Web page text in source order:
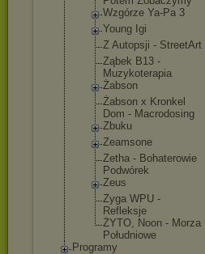
Wzgórze Ya-Pa 3
Young Igi
Z Autopsji - StreetArt
Ząbek B13 -
Muzykoterapia
Żabson
Żabson x Kronkel
Dom - Macrodosing
Zbuku
Zeamsone
Zetha - Bohaterowie
Podwórek
Zeus
Zyga WPU -
Refleksje
ŻYTO, Noon - Morza
Południowe
Programy